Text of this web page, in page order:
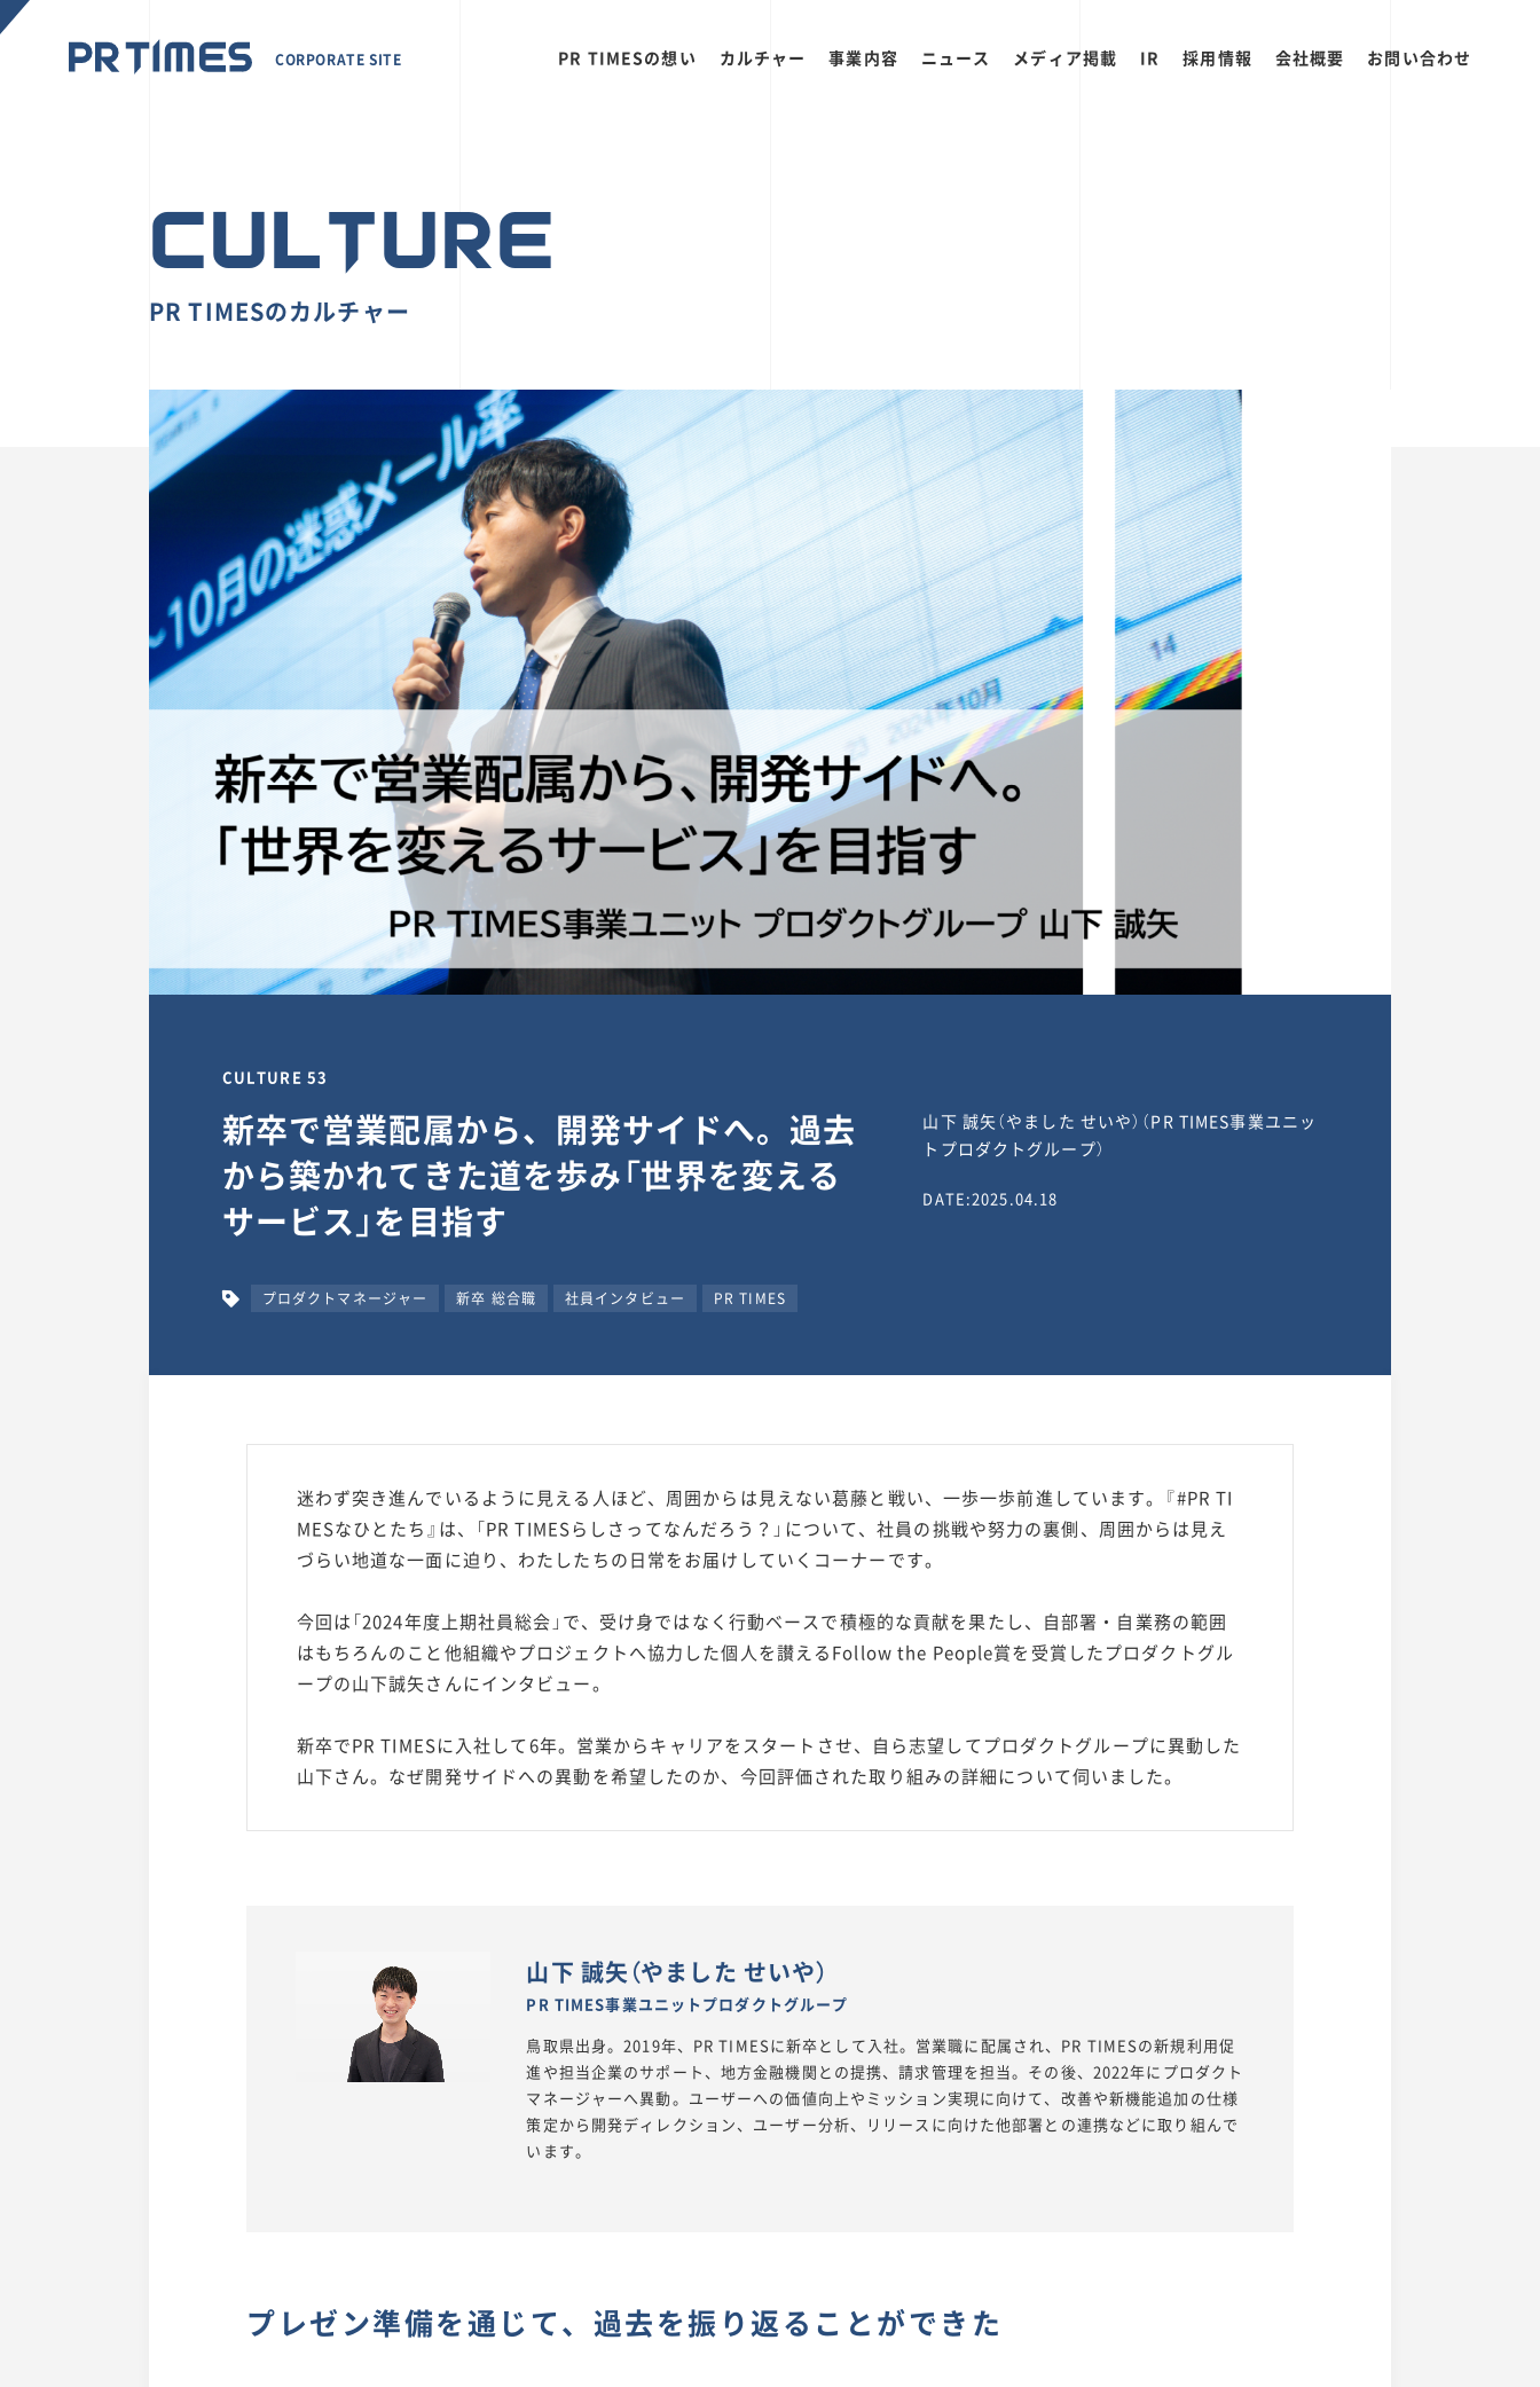
CORPORATE SITE PR TIMESの想い カルチャー 事業内容 ニュース メディア掲載 IR 採用情報 会社概要 お問い合わせ
CULTURE
PR TIMESのカルチャー
CULTURE 53
新卒で営業配属から、開発サイドへ。過去
から築かれてきた道を歩み「世界を変える
サービス」を目指す
山下 誠矢（やました せいや）（PR TIMES事業ユニッ
トプロダクトグループ）
DATE:2025.04.18
プロダクトマネージャー 新卒 総合職 社員インタビュー PR TIMES
迷わず突き進んでいるように見える人ほど、周囲からは見えない葛藤と戦い、一歩一歩前進しています。『#PR TI
MESなひとたち』は、「PR TIMESらしさってなんだろう？」について、社員の挑戦や努力の裏側、周囲からは見え
づらい地道な一面に迫り、わたしたちの日常をお届けしていくコーナーです。
今回は「2024年度上期社員総会」で、受け身ではなく行動ベースで積極的な貢献を果たし、自部署・自業務の範囲
はもちろんのこと他組織やプロジェクトへ協力した個人を讃えるFollow the People賞を受賞したプロダクトグル
ープの山下誠矢さんにインタビュー。
新卒でPR TIMESに入社して6年。営業からキャリアをスタートさせ、自ら志望してプロダクトグループに異動した
山下さん。なぜ開発サイドへの異動を希望したのか、今回評価された取り組みの詳細について伺いました。
山下 誠矢（やました せいや）
PR TIMES事業ユニットプロダクトグループ
鳥取県出身。2019年、PR TIMESに新卒として入社。営業職に配属され、PR TIMESの新規利用促
進や担当企業のサポート、地方金融機関との提携、請求管理を担当。その後、2022年にプロダクト
マネージャーへ異動。ユーザーへの価値向上やミッション実現に向けて、改善や新機能追加の仕様
策定から開発ディレクション、ユーザー分析、リリースに向けた他部署との連携などに取り組んで
います。
プレゼン準備を通じて、過去を振り返ることができた